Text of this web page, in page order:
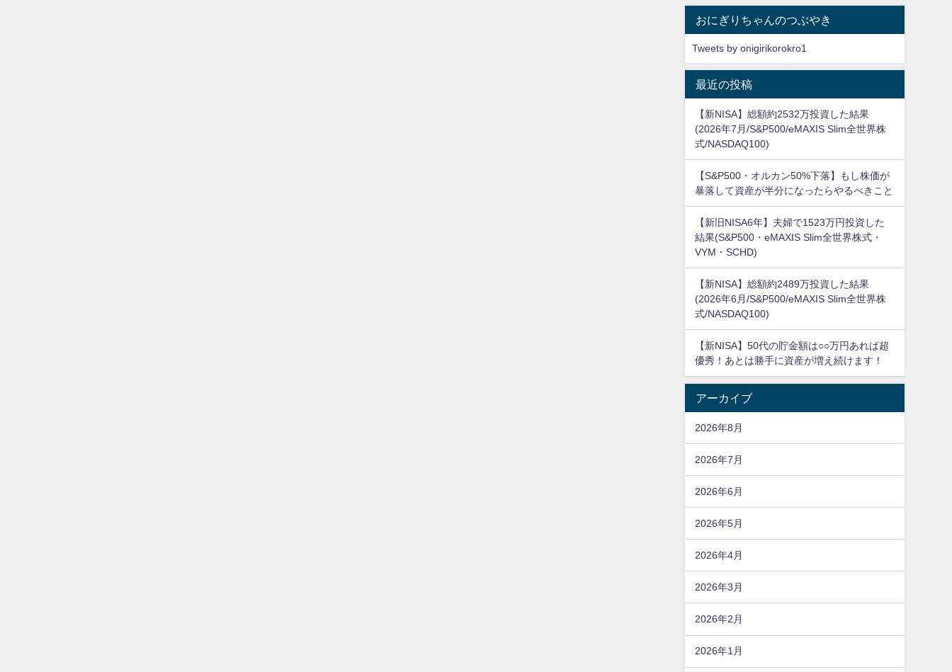
おにぎりちゃんのつぶやき
Tweets by onigirikorokro1
最近の投稿
【新NISA】総額約2532万投資した結果
(2026年7月/S&P500/eMAXIS Slim全世界株
式/NASDAQ100)
【S&P500・オルカン50%下落】もし株価が
暴落して資産が半分になったらやるべきこと
【新旧NISA6年】夫婦で1523万円投資した
結果(S&P500・eMAXIS Slim全世界株式・
VYM・SCHD)
【新NISA】総額約2489万投資した結果
(2026年6月/S&P500/eMAXIS Slim全世界株
式/NASDAQ100)
【新NISA】50代の貯金額は○○万円あれば超
優秀！あとは勝手に資産が増え続けます！
アーカイブ
2026年8月
2026年7月
2026年6月
2026年5月
2026年4月
2026年3月
2026年2月
2026年1月